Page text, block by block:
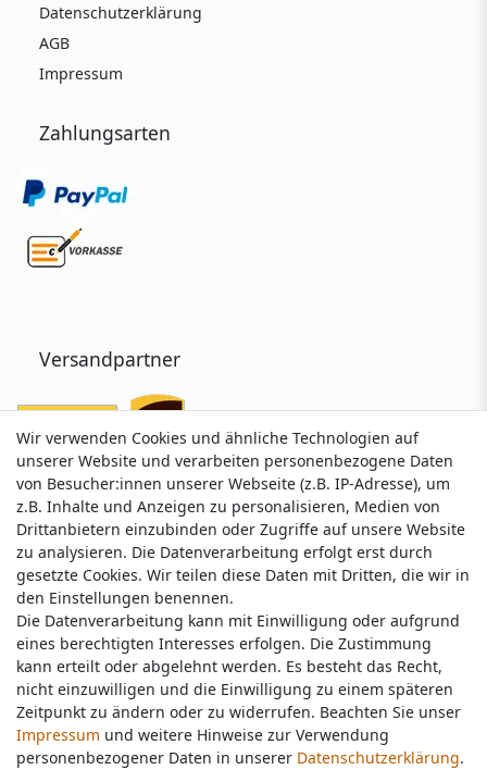
Datenschutzerklärung
AGB
Impressum
Zahlungsarten
Versandpartner
Service & Kontakt
Wünschen Sie einen Rückruf?
service@nawajo.de
Schreiben Sie uns:
service@nawajo.de
Wir verwenden Cookies und ähnliche Technologien auf
unserer Website und verarbeiten personenbezogene Daten
von Besucher:innen unserer Webseite (z.B. IP-Adresse), um
z.B. Inhalte und Anzeigen zu personalisieren, Medien von
Drittanbietern einzubinden oder Zugriffe auf unsere Website
zu analysieren. Die Datenverarbeitung erfolgt erst durch
gesetzte Cookies. Wir teilen diese Daten mit Dritten, die wir in
den Einstellungen benennen.
Die Datenverarbeitung kann mit Einwilligung oder aufgrund
eines berechtigten Interesses erfolgen. Die Zustimmung
kann erteilt oder abgelehnt werden. Es besteht das Recht,
nicht einzuwilligen und die Einwilligung zu einem späteren
Zeitpunkt zu ändern oder zu widerrufen. Beachten Sie unser
Impressum und weitere Hinweise zur Verwendung
personenbezogener Daten in unserer Daten­schutz­erklärung.
Wir verwenden Cookies und ähnliche Technologien auf
unserer Website und verarbeiten personenbezogene Daten
von Besucher:innen unserer Webseite (z.B. IP-Adresse), um
z.B. Inhalte und Anzeigen zu personalisieren, Medien von
Drittanbietern einzubinden oder Zugriffe auf unsere Website
zu analysieren. Die Datenverarbeitung erfolgt erst durch
gesetzte Cookies. Wir teilen diese Daten mit Dritten, die wir in
den Einstellungen benennen.
Die Datenverarbeitung kann mit Einwilligung oder aufgrund
eines berechtigten Interesses erfolgen. Die Zustimmung
kann erteilt oder abgelehnt werden. Es besteht das Recht,
nicht einzuwilligen und die Einwilligung zu einem späteren
Zeitpunkt zu ändern oder zu widerrufen. Beachten Sie unser
Impressum und weitere Hinweise zur Verwendung
personenbezogener Daten in unserer Daten­schutz­erklärung.